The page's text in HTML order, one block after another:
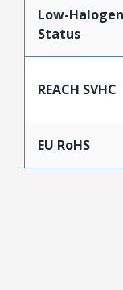
Low-Halogen
Status
REACH SVHC
EU RoHS